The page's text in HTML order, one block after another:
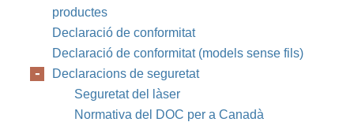
productes
Declaració de conformitat
Declaració de conformitat (models sense fils)
Declaracions de seguretat
Seguretat del làser
Normativa del DOC per a Canadà